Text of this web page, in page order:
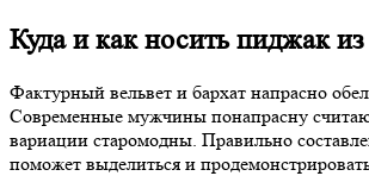
Куда и как носить пиджак из
Фактурный вельвет и бархат напрасно
Современные мужчины понапрасну
вариации старомодны. Правильно
поможет выделиться и